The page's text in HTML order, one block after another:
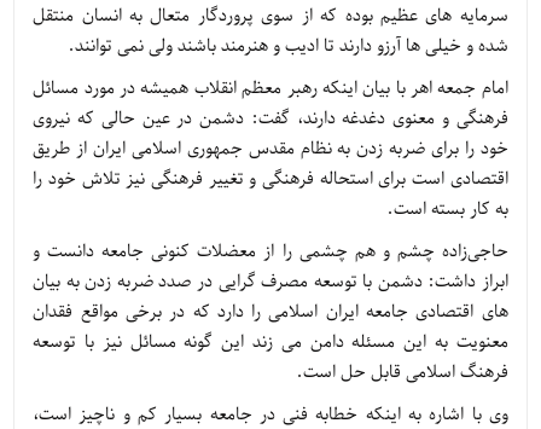
سرمایه های عظیم بوده که از سوی پروردگار متعال به انسان منتقل
شده و خیلی ها آرزو دارند تا ادیب و هنرمند باشند ولی نمی توانند.
امام جمعه اهر با بیان اینکه رهبر معظم انقلاب همیشه در مورد مسائل
فرهنگی و معنوی دغدغه دارند، گفت: دشمن در عین حالی که نیروی
خود را برای ضربه زدن به نظام مقدس جمهوری اسلامی ایران از طریق
اقتصادی است برای استحاله فرهنگی و تغییر فرهنگی نیز تلاش خود را
به کار بسته است.
حاجی‌زاده چشم و هم چشمی را از معضلات کنونی جامعه دانست و
ابراز داشت: دشمن با توسعه مصرف گرایی در صدد ضربه زدن به بیان
های اقتصادی جامعه ایران اسلامی را دارد که در برخی مواقع فقدان
معنویت به این مسئله دامن می زند این گونه مسائل نیز با توسعه
فرهنگ اسلامی قابل حل است.
وی با اشاره به اینکه خطابه فنی در جامعه بسیار کم و ناچیز است،